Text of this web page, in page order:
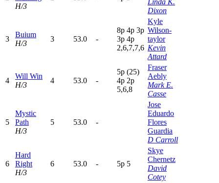
H/3
Linda K.
Dixon
3
Buium
H/3
3 53.0 -
8p 4p 3p
3p 4p
2,6,7,7,6
Kyle
Wilson-
taylor
Kevin
Attard
4
Will Win
H/3
4 53.0 -
5p (25)
4p 2p
5,6,8
Fraser
Aebly
Mark E.
Casse
5
Mystic
Path
H/3
5 53.0 -
Jose
Eduardo
Flores
Guardia
D Carroll
6
Hard
Right
H/3
6 53.0 - 5p 5
Skye
Chernetz
David
Cotey